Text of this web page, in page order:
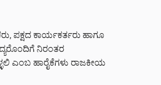
ಕಾರ್ಯಕರ್ತರು ಹಾಗೂ
ನಿರಂತರ
ಎಂಬ ಹಾರೈಕೆಗಳು ರಾಜಕೀಯ